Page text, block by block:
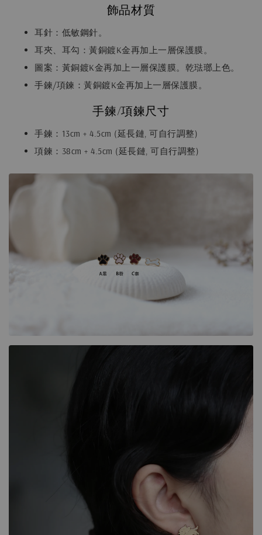
飾品材質
耳針：低敏鋼針。
耳夾、耳勾：黃銅鍍K金再加上一層保護膜。
圖案：黃銅鍍K金再加上一層保護膜。乾琺瑯上色。
手鍊/項鍊：黃銅鍍K金再加上一層保護膜。
手鍊/項鍊尺寸
手鍊：13cm + 4.5cm (延長鏈, 可自行調整)
項鍊：38cm + 4.5cm (延長鏈, 可自行調整)